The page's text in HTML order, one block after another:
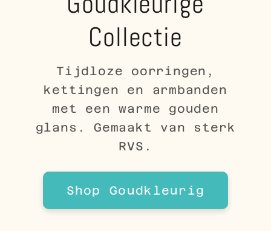
Collectie
Tijdloze oorringen,
kettingen en armbanden
met een warme gouden
glans. Gemaakt van sterk
RVS.
Shop Goudkleurig